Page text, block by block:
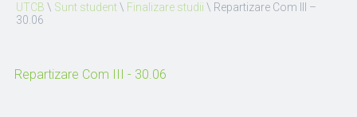
UTCB \ Sunt student\ Finalizare studii \ Repartizare Com III –
30.06
Repartizare Com III - 30.06